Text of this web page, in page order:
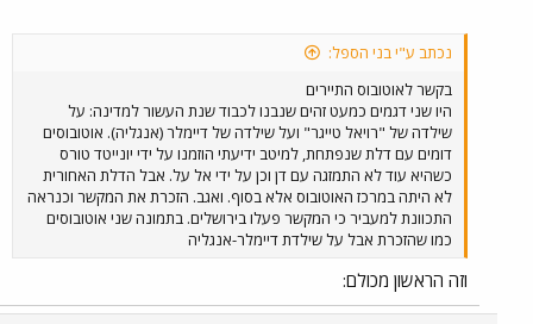
נכתב ע"י בני הספל:
בקשר לאוטובוס התיירים
היו שני דגמים כמעט זהים שנבנו לכבוד שנת העשור למדינה: על
שילדה של "רויאל טייגר" ועל שילדה של דיימלר (אנגליה). אוטובוסים
דומים עם דלת שנפתחת, למיטב ידיעתי הוזמנו על ידי יונייטד טורס
כשהיא עוד לא התמזגה עם דן וכן על ידי אל על. אבל הדלת האחורית
לא היתה במרכז האוטובוס אלא בסוף. ואגב. הזכרת את המקשר וכנראה
התכוונת למעביר כי המקשר פעלו בירושלים. בתמונה שני אוטובוסים
כמו שהזכרת אבל על שילדת דיימלר-אנגליה
וזה הראשון מכולם: